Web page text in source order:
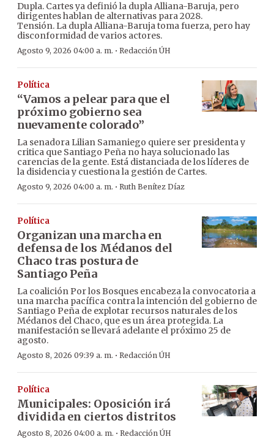
Dupla. Cartes ya definió la dupla Alliana-Baruja, pero
dirigentes hablan de alternativas para 2028.
Tensión. La dupla Alliana-Baruja toma fuerza, pero hay
disconformidad de varios actores.
Agosto 9, 2026 04:00 a. m. · Redacción ÚH
Política
“Vamos a pelear para que el
próximo gobierno sea
nuevamente colorado”
La senadora Lilian Samaniego quiere ser presidenta y
critica que Santiago Peña no haya solucionado las
carencias de la gente. Está distanciada de los líderes de
la disidencia y cuestiona la gestión de Cartes.
Agosto 9, 2026 04:00 a. m. · Ruth Benítez Díaz
Política
Organizan una marcha en
defensa de los Médanos del
Chaco tras postura de
Santiago Peña
La coalición Por los Bosques encabeza la convocatoria a
una marcha pacífica contra la intención del gobierno de
Santiago Peña de explotar recursos naturales de los
Médanos del Chaco, que es un área protegida. La
manifestación se llevará adelante el próximo 25 de
agosto.
Agosto 8, 2026 09:39 a. m. · Redacción ÚH
Política
Municipales: Oposición irá
dividida en ciertos distritos
Agosto 8, 2026 04:00 a. m. · Redacción ÚH